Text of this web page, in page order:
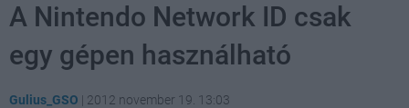
A Nintendo Network ID csak
egy gépen használható
Gulius_GSO | 2012 november 19. 13:03